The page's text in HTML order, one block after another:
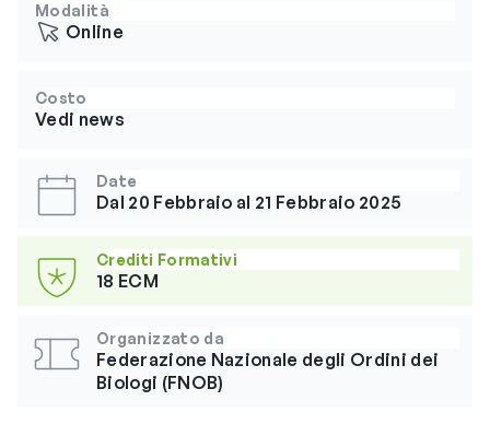
Modalità
Online
Costo
Vedi news
Date
Dal 20 Febbraio al 21 Febbraio 2025
Crediti Formativi
18 ECM
Organizzato da
Federazione Nazionale degli Ordini dei
Biologi (FNOB)